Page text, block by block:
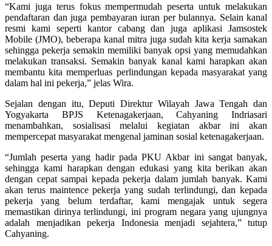
“Kami juga terus fokus mempermudah peserta untuk melakukan
pendaftaran dan juga pembayaran iuran per bulannya. Selain kanal
resmi kami seperti kantor cabang dan juga aplikasi Jamsostek
Mobile (JMO), beberapa kanal mitra juga sudah kita kerja samakan
sehingga pekerja semakin memiliki banyak opsi yang memudahkan
melakukan transaksi. Semakin banyak kanal kami harapkan akan
membantu kita memperluas perlindungan kepada masyarakat yang
dalam hal ini pekerja,” jelas Wira.
Sejalan dengan itu, Deputi Direktur Wilayah Jawa Tengah dan
Yogyakarta BPJS Ketenagakerjaan, Cahyaning Indriasari
menambahkan, sosialisasi melalui kegiatan akbar ini akan
mempercepat masyarakat mengenal jaminan sosial ketenagakerjaan.
“Jumlah peserta yang hadir pada PKU Akbar ini sangat banyak,
sehingga kami harapkan dengan edukasi yang kita berikan akan
dengan cepat sampai kepada pekerja dalam jumlah banyak. Kami
akan terus maintence pekerja yang sudah terlindungi, dan kepada
pekerja yang belum terdaftar, kami mengajak untuk segera
memastikan dirinya terlindungi, ini program negara yang ujungnya
adalah menjadikan pekerja Indonesia menjadi sejahtera,” tutup
Cahyaning.